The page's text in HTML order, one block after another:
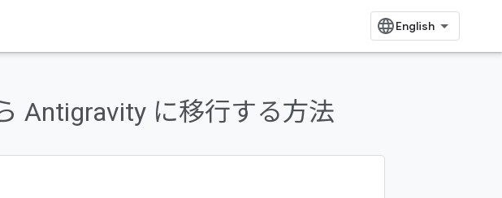
Antigravity に移行する方法